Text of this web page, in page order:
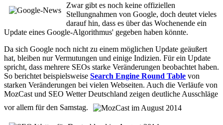
Zwar gibt es noch keine offiziellen
Stellungnahmen von Google, doch deutet vieles
darauf hin, dass es über das Wochenende ein
Update eines Google-Algorithmus' gegeben haben könnte.
Da sich Google noch nicht zu einem möglichen Update geäußert
hat, bleiben nur Vermutungen und einige Indizien. Für ein Update
spricht, dass mehrere SEOs starke Veränderungen beobachtet haben.
So berichtet beispielsweise Search Engine Round Table von
starken Veränderungen bei vielen Webseiten. Auch die Verläufe von
MozCast und SEO Wetter Deutschland zeigen deutliche Ausschläge
vor allem für den Samstag.